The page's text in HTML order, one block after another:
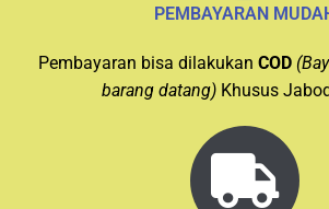
PEMBAYARAN
Pembayaran bisa dilakukan COD
barang datang) Khusus